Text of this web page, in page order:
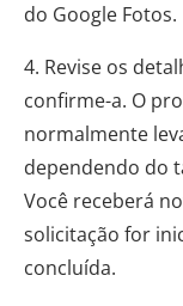
do Google Fotos.
4. Revise os
confirme-a. O
normalmente
dependendo do
Você receberá
solicitação for
concluída.